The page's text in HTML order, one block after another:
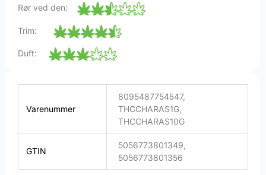
Rør ved den:
Trim:
Duft:
Varenummer
8095487754547,
THCCHARAS1G,
THCCHARAS10G
GTIN
5056773801349,
5056773801356